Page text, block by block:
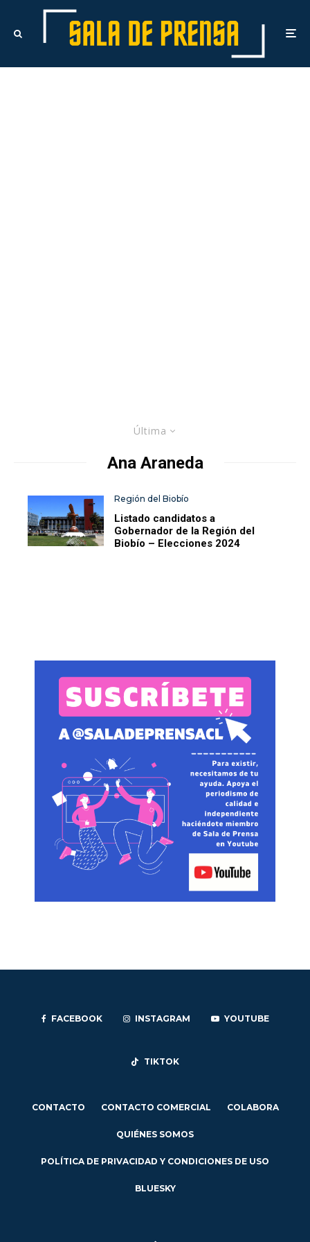
Última
Ana Araneda
Región del Biobío
Listado candidatos a
Gobernador de la Región del
Biobío – Elecciones 2024
FACEBOOK INSTAGRAM YOUTUBE
TIKTOK
CONTACTO CONTACTO COMERCIAL COLABORA
QUIÉNES SOMOS
POLÍTICA DE PRIVACIDAD Y CONDICIONES DE USO
BLUESKY